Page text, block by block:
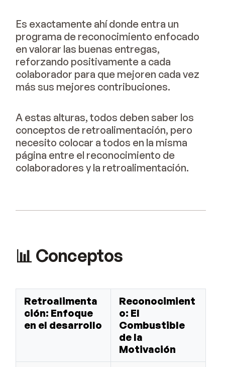
Es exactamente ahí donde entra un
programa de reconocimiento enfocado
en valorar las buenas entregas,
reforzando positivamente a cada
colaborador para que mejoren cada vez
más sus mejores contribuciones.
A estas alturas, todos deben saber los
conceptos de retroalimentación, pero
necesito colocar a todos en la misma
página entre el reconocimiento de
colaboradores y la retroalimentación.
📊 Conceptos
Retroalimenta
ción: Enfoque
en el desarrollo
Reconocimient
o: El
Combustible
de la
Motivación